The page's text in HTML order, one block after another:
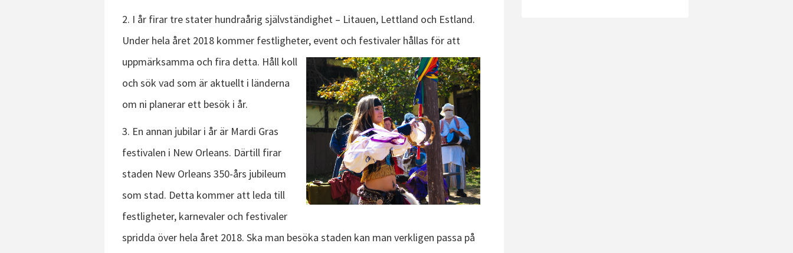
2. I år firar tre stater hundraårig självständighet – Litauen, Lettland och Estland.
Under hela året 2018 kommer festligheter, event och festivaler hållas för att
uppmärksamma och fira detta. Håll koll
och sök vad som är aktuellt i länderna
om ni planerar ett besök i år.
3. En annan jubilar i år är Mardi Gras
festivalen i New Orleans. Därtill firar
staden New Orleans 350-års jubileum
som stad. Detta kommer att leda till
festligheter, karnevaler och festivaler
spridda över hela året 2018. Ska man besöka staden kan man verkligen passa på